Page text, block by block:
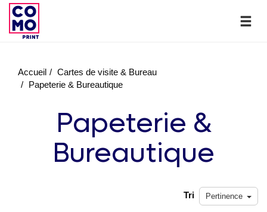
Accueil
Cartes de visite & Bureau
Papeterie & Bureautique
Papeterie &
Bureautique
Tri Pertinence